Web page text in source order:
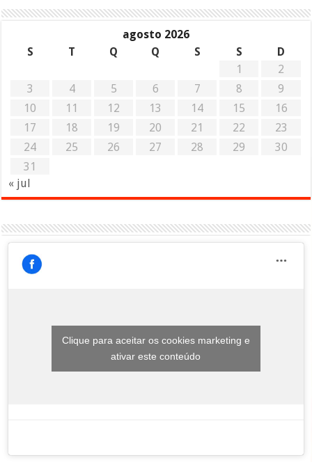
agosto 2026
S
T Q Q S S
D
1
2
3
4 5 6 7 8
9
10
11 12 13 14 15
16
17
18 19 20 21 22
23
24
25 26 27 28 29
30
31
« jul
Clique para aceitar os cookies marketing e
ativar este conteúdo